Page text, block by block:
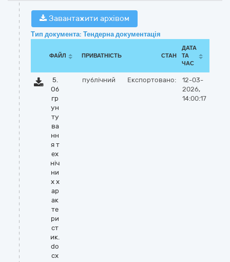
Завантажити архівом
Тип документа: Тендерна документація
ФАЙЛ ПРИВАТНІСТЬ СТАН
ДАТА
ТА
ЧАС
5.
Об
гр
ун
ту
ва
нн
я т
ех
ніч
ни
х х
ар
ак
те
ри
ст
ик.
do
cx
публічний Експортовано:
12-03-
2026,
14:00:17